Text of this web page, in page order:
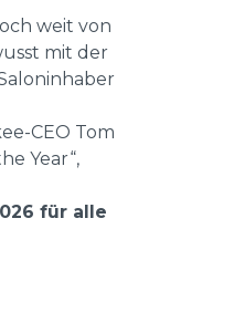
weit von
mit der
CEO Tom
Year“,
für alle